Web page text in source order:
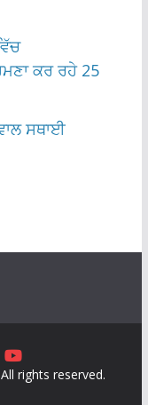
ਕਰ ਰਹੇ 25
ਸਥਾਈ
rights reserved.